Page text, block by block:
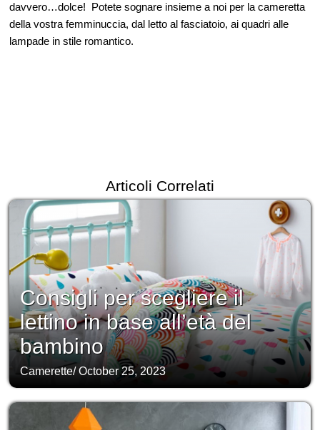
davvero…dolce! Potete sognare insieme a noi per la cameretta
della vostra femminuccia, dal letto al fasciatoio, ai quadri alle
lampade in stile romantico.
Articoli Correlati
Consigli per scegliere il
lettino in base all’età del
bambino
Camerette/October 25, 2023